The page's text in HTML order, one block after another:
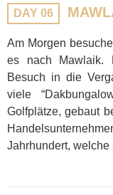
DAY 06
Am Morgen
es nach Mawlaik.
Besuch in die
viele
Golfplätze, gebaut
Jahrhundert,